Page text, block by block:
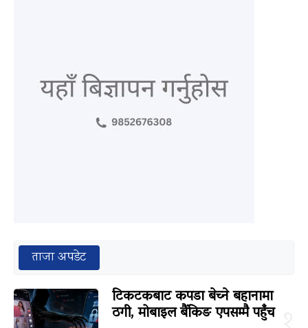
ताजा अपडेट
टिकटकबाट कपडा बेच्ने बहानामा
ठगी, मोबाइल बैंकिङ एपसम्मै पहुँच